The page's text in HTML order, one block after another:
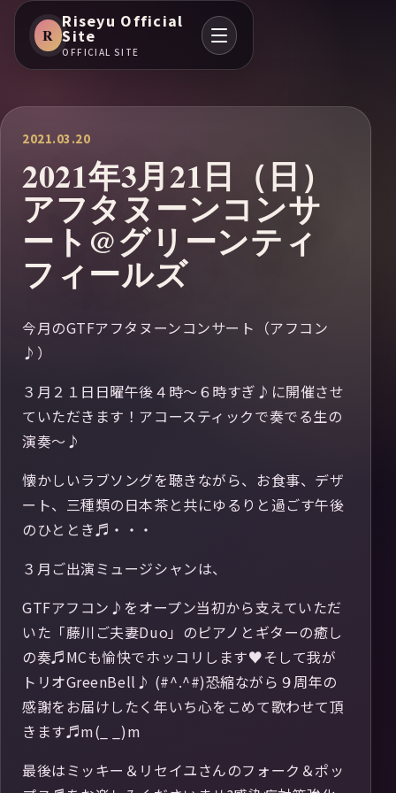
R
Riseyu Official
Site
OFFICIAL SITE
2021.03.20
2021年3月21日（日）
アフタヌーンコンサ
ート@グリーンティ
フィールズ
今月のGTFアフタヌーンコンサート（アフコン
♪）
３月２１日日曜午後４時～６時すぎ♪に開催させ
ていただきます！アコースティックで奏でる生の
演奏～♪
懐かしいラブソングを聴きながら、お食事、デザ
ート、三種類の日本茶と共にゆるりと過ごす午後
のひととき♬・・・
３月ご出演ミュージシャンは、
GTFアフコン♪をオープン当初から支えていただ
いた「藤川ご夫妻Duo」のピアノとギターの癒し
の奏♬MCも愉快でホッコリします♥そして我が
トリオGreenBell♪ (#^.^#)恐縮ながら９周年の
感謝をお届けしたく年いち心をこめて歌わせて頂
きます♬m(_ _)m
最後はミッキー＆リセイユさんのフォーク＆ポッ